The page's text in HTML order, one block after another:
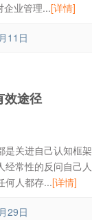
业管理...[详情]
11日
效途径
关进自己认知框
常性的反问自己
何人都存...[详情]
29日